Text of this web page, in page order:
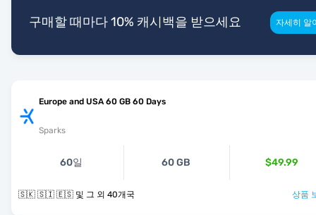
구매할 때마다 10% 캐시백을 받으세요 자세히 알
Europe and USA 60 GB 60 Days
Sparks
60일 60 GB $49.99
🇸🇰 🇸🇮 🇪🇸 및 그 외 40개국 상품